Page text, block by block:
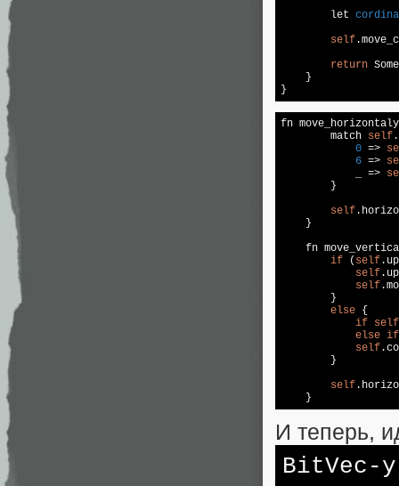
        let
self
return
    }
}
fn
        match
self
0 =>
6 =>
            _ =>
        }
self
    }
fn
if ( self
self
self
        }
else {
if self
else if
self
        }
self
    }
И теперь,
BitVec-у